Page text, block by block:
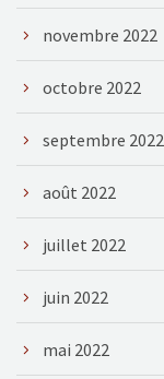
novembre 2022
octobre 2022
septembre 2022
août 2022
juillet 2022
juin 2022
mai 2022